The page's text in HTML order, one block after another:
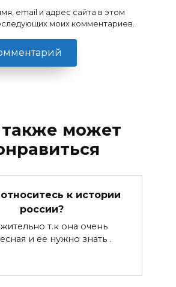
email и адрес сайта в этом
моих комментариев.
может
к истории
россии?
т.к она очень
и ее нужно знать .